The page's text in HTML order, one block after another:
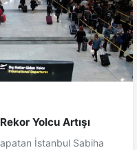
Yolcu Artışı
İstanbul Sabiha